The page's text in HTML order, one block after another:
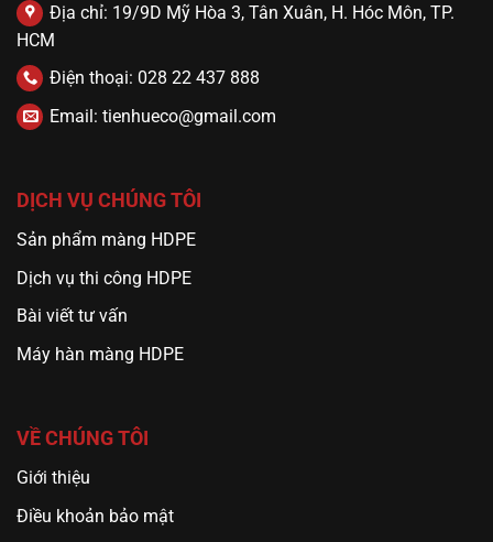
Địa chỉ: 19/9D Mỹ Hòa 3, Tân Xuân, H. Hóc Môn, TP.
HCM
Điện thoại: 028 22 437 888
Email: tienhueco@gmail.com
DỊCH VỤ CHÚNG TÔI
Sản phẩm màng HDPE
Dịch vụ thi công HDPE
Bài viết tư vấn
Máy hàn màng HDPE
VỀ CHÚNG TÔI
Giới thiệu
Điều khoản bảo mật